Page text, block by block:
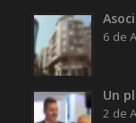
6 de
Un
2 de